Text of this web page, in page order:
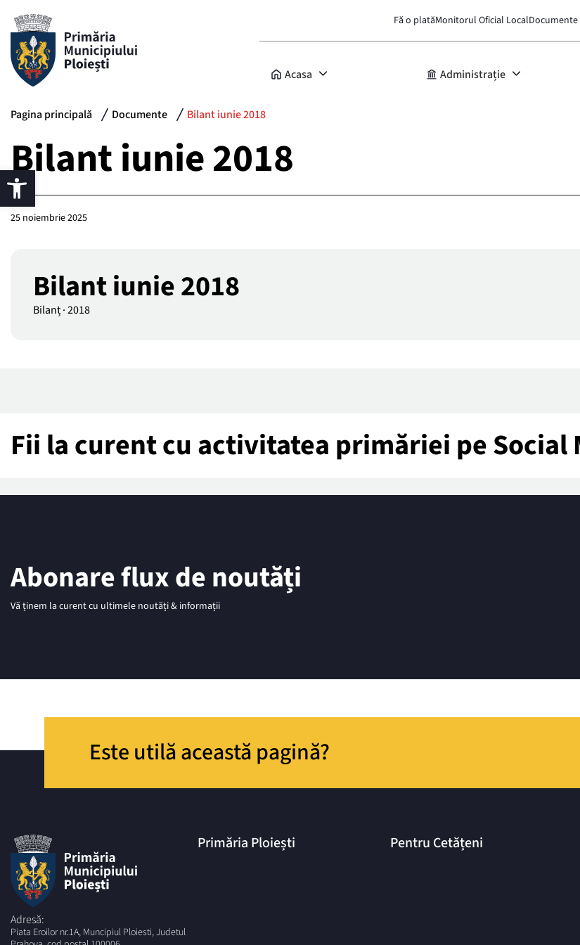
Fă o platăMonitorul Oficial Local
Acasa Administrație
Pagina principală Documente Bilant iunie 2018
Bilant iunie 2018
25 noiembrie 2025
Bilant iunie 2018
Bilanț·2018
Fii la curent cu activitatea primăriei pe Social
Abonare flux de noutăți
Vă ținem la curent cu ultimele noutăți & informații
Este utilă această pagină?
Adresă:
Piata Eroilor nr.1A, Muncipiul Ploiesti, Judetul
Primăria Ploiești Pentru Cetățeni